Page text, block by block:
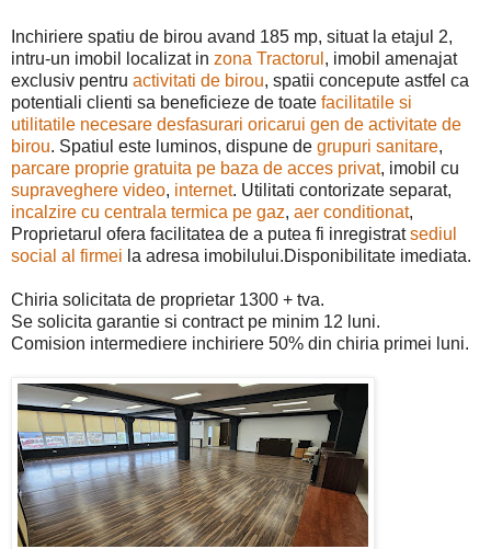
Inchiriere spatiu de birou avand 185 mp, situat la etajul 2,
intru-un imobil localizat in zona Tractorul , imobil amenajat
exclusiv pentru activitati de birou, spatii concepute astfel ca
potentiali clienti sa beneficieze de toate facilitatile si
utilitatile necesare desfasurari oricarui gen de activitate de
birou. Spatiul este luminos, dispune de grupuri sanitare,
parcare proprie gratuita pe baza de acces privat, imobil cu
supraveghere video, internet. Utilitati contorizate separat,
incalzire cu centrala termica pe gaz, aer conditionat,
Proprietarul ofera facilitatea de a putea fi inregistratsediul
social al firmei la adresa imobilului.Disponibilitate imediata.
Chiria solicitata de proprietar 1300 + tva.
Se solicita garantie si contract pe minim 12 luni.
Comision intermediere inchiriere 50% din chiria primei luni.